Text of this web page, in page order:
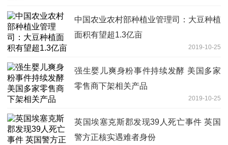
中国农业农村部种植业管理司：大豆种植
面积有望超1.3亿亩
2019-10-25
强生婴儿爽身粉事件持续发酵 美国多家
零售商下架相关产品
2019-10-25
英国埃塞克斯郡发现39人死亡事件 英国
警方正核实遇难者身份